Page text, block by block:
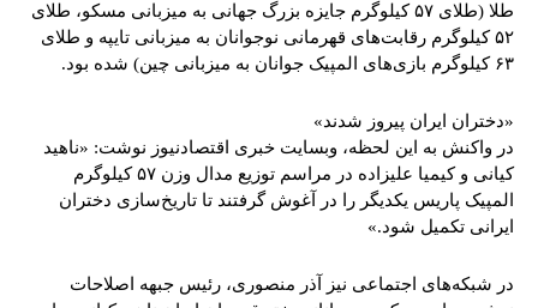
طلا (طلای ۵۷ کیلوگرم جایزه بزرگ جهانی به میزبانی مسکو، طلای
۵۲ کیلوگرم رقابت‌های قهرمانی نوجوانان به میزبانی تایپه و طلای
۶۳ کیلوگرم بازی‌های المپیک جوانان به میزبانی چین) شده بود.
«دختران ایران پیروز شدند»
در واکنش به این لحظه، وبسایت خبری اقتصادنیوز نوشت: «ناهید
کیانی و کیمیا علیزاده در مراسم توزیع مدال وزن ۵۷ کیلوگرم
المپیک پاریس یکدیگر را در آغوش گرفتند تا تاریخ‌سازی دختران
ایرانی تکمیل شود.»
در شبکه‌های اجتماعی نیز آذر منصوری، رئیس جبهه اصلاحات